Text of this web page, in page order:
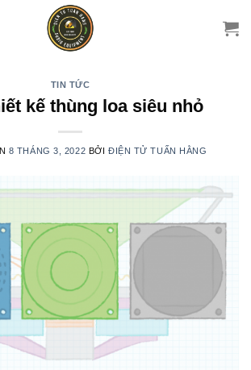
TIN TỨC
kế thùng loa siêu nhỏ
8 THÁNG 3, 2022 BỞI ĐIỆN TỬ TUẤN HẰNG